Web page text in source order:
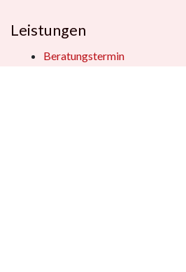
Leistungen
Beratungstermin